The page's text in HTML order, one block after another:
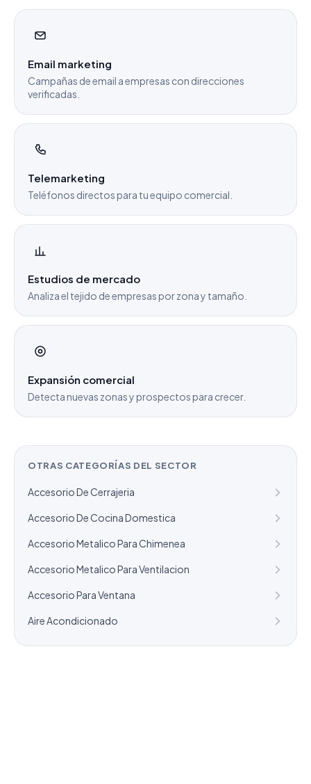
Email marketing
Campañas de email a empresas con direcciones
verificadas.
Telemarketing
Teléfonos directos para tu equipo comercial.
Estudios de mercado
Analiza el tejido de empresas por zona y tamaño.
Expansión comercial
Detecta nuevas zonas y prospectos para crecer.
OTRAS CATEGORÍAS DEL SECTOR
Accesorio De Cerrajeria
Accesorio De Cocina Domestica
Accesorio Metalico Para Chimenea
Accesorio Metalico Para Ventilacion
Accesorio Para Ventana
Aire Acondicionado